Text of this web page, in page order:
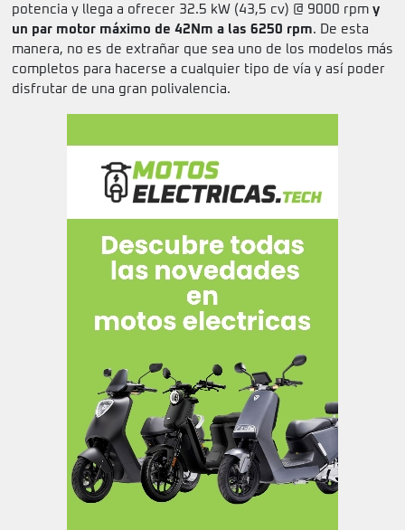
potencia y llega a ofrecer 32.5 kW (43,5 cv) @ 9000 rpm y
un par motor máximo de 42Nm a las 6250 rpm. De esta
manera, no es de extrañar que sea uno de los modelos más
completos para hacerse a cualquier tipo de vía y así poder
disfrutar de una gran polivalencia.